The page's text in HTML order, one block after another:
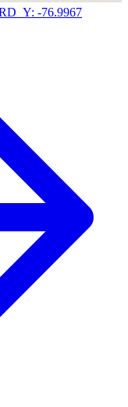
-76.9967